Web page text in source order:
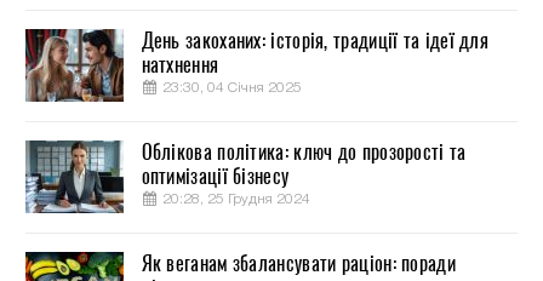
День закоханих: історія, традиції та ідеї для
натхнення
23:30, 04 Січня 2025
Облікова політика: ключ до прозорості та
оптимізації бізнесу
20:28, 25 Грудня 2024
Як веганам збалансувати раціон: поради